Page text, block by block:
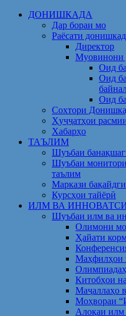
Skip
ДОНИШКАДА
Дар бораи мо
Раёсати
Директор
Муовинони
Оид
Оид
Оид
Сохтори
Ҳуҷҷатҳои
Хабарҳо
ТАЪЛИМ
Шуъбаи
Шуъбаи
таълим
Маркази
Курсҳои тайёрӣ
ИЛМ ВА
Шуъбаи илм ва
Олимони мо
Ҳайати
Маҳфилҳои
Китобҳои
Маҷаллаҳо
Моҳвораи
Алоқаи илм